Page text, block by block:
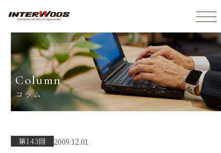
column
コラム
第143回 2009.12.01